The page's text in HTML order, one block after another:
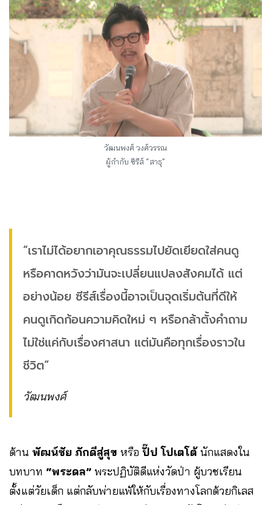
วัฒนพงศ์ วงศ์วรรณ
ผู้กำกับ ซีรีส์ “สาธุ”
“เราไม่ได้อยากเอาคุณธรรมไปยัดเยียดใส่คนดู
หรือคาดหวังว่ามันจะเปลี่ยนแปลงสังคมได้ แต่
อย่างน้อย ซีรีส์เรื่องนี้อาจเป็นจุดเริ่มต้นที่ดีให้
คนดูเกิดก้อนความคิดใหม่ ๆ หรือกล้าตั้งคำถาม
ไม่ใช่แค่กับเรื่องศาสนา แต่มันคือทุกเรื่องราวใน
ชีวิต”
วัฒนพงศ์
ด้าน พัฒน์ชัย ภักดีสู่สุข หรือปั๊ป โปเตโต้นักแสดงใน
บทบาท “พระดล” พระปฏิบัติดีแห่งวัดป่า ผู้บวชเรียน
ตั้งแต่วัยเด็ก แต่กลับพ่ายแพ้ให้กับเรื่องทางโลกด้วยกิเลส